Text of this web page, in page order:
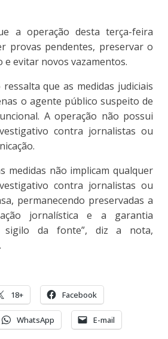
a operação desta terça-feira
provas pendentes, preservar o
e evitar novos vazamentos.
que as medidas judiciais
o agente público suspeito de
A operação não possui
contra jornalistas ou
medidas não implicam qualquer
contra jornalistas ou
permanecendo preservadas a
jornalística e a garantia
sigilo da fonte”, diz a nota,
18+ Facebook
WhatsApp E-mail